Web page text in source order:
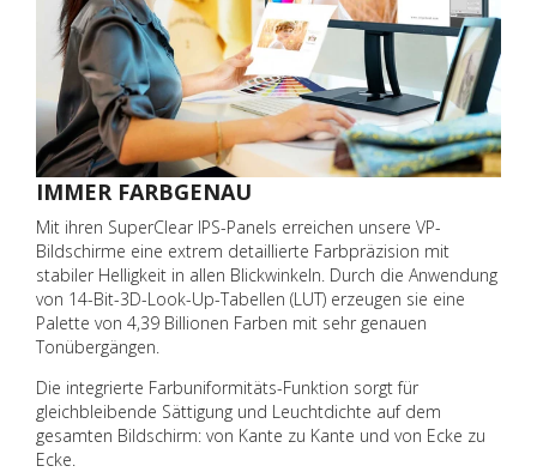
IMMER FARBGENAU
Mit ihren SuperClear IPS-Panels erreichen unsere VP-
Bildschirme eine extrem detaillierte Farbpräzision mit
stabiler Helligkeit in allen Blickwinkeln. Durch die Anwendung
von 14-Bit-3D-Look-Up-Tabellen (LUT) erzeugen sie eine
Palette von 4,39 Billionen Farben mit sehr genauen
Tonübergängen.
Die integrierte Farbuniformitäts-Funktion sorgt für
gleichbleibende Sättigung und Leuchtdichte auf dem
gesamten Bildschirm: von Kante zu Kante und von Ecke zu
Ecke.